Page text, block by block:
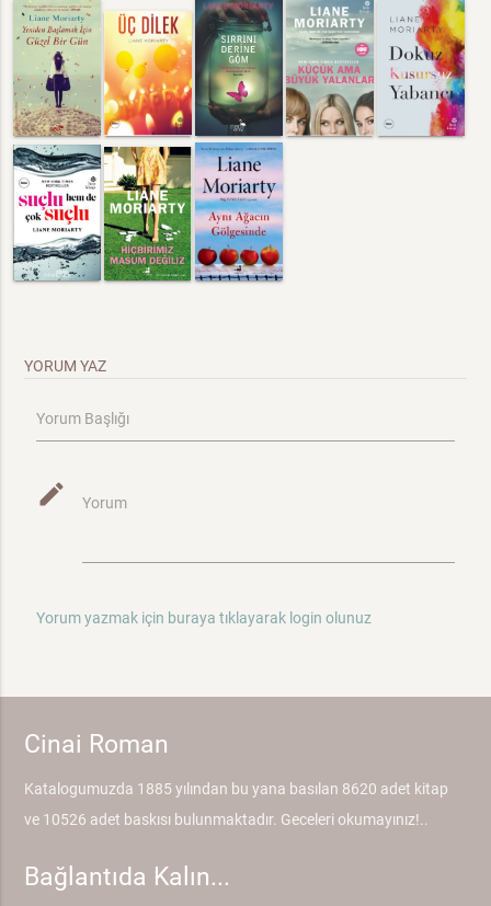
YORUM YAZ
Yorum Başlığı
mode_edit Yorum
Yorum yazmak için buraya tıklayarak login olunuz
Cinai Roman
Katalogumuzda 1885 yılından bu yana basılan 8620 adet kitap
ve 10526 adet baskısı bulunmaktadır. Geceleri okumayınız!..
Bağlantıda Kalın...